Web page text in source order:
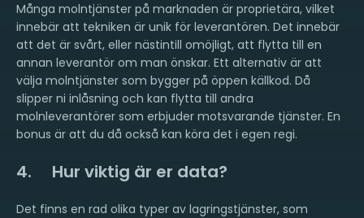
Många molntjänster på marknaden är proprietära, vilket
innebär att tekniken är unik för leverantören. Det innebär
att det är svårt, eller nästintill omöjligt, att flytta till en
annan leverantör om man önskar. Ett alternativ är att
välja molntjänster som bygger på öppen källkod. Då
slipper ni inlåsning och kan flytta till andra
molnleverantörer som erbjuder motsvarande tjänster. En
bonus är att du då också kan köra det i egen regi.
4. Hur viktig är er data?
Det finns en rad olika typer av lagringstjänster, som